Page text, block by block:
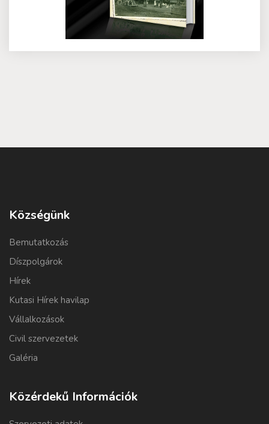
Községünk
Bemutatkozás
Díszpolgárok
Hírek
Kutasi Hírek havilap
Vállalkozások
Civil szervezetek
Galéria
Közérdekű Információk